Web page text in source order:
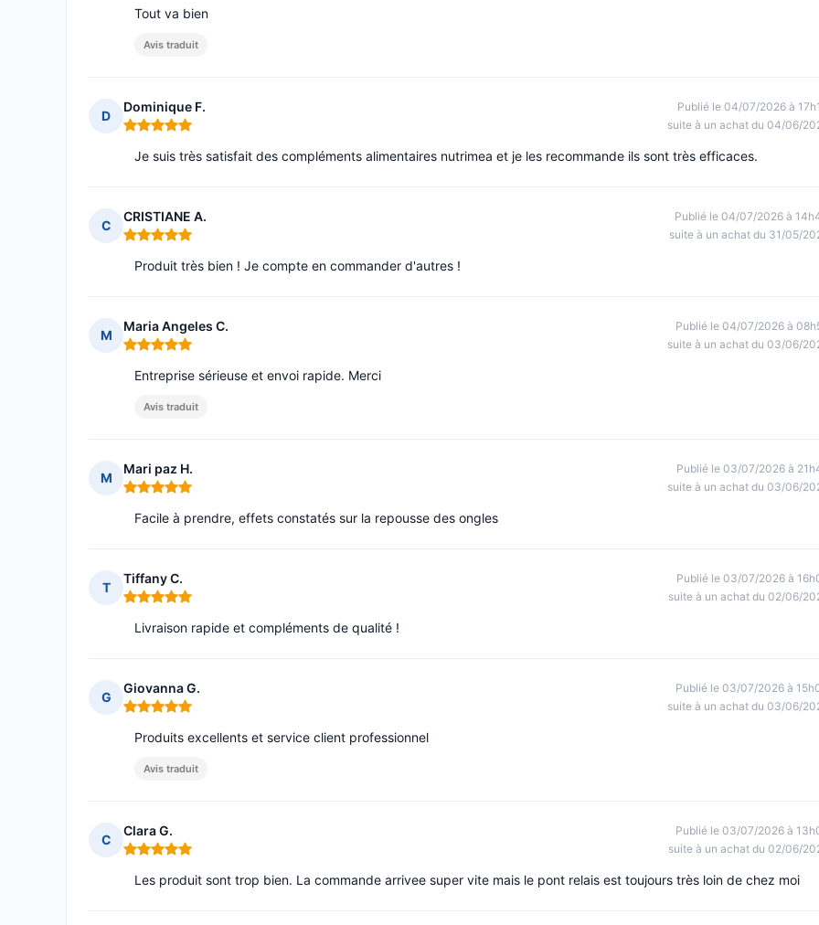
Tout va bien
Avis traduit
D
Dominique F.
Note : 5 sur 5
Publié le 04/07/2026 à
suite à un achat du 04/06/
Je suis très satisfait des compléments alimentaires nutrimea et je les recommande ils sont très efficaces.
C
CRISTIANE A.
Note : 5 sur 5
Publié le 04/07/2026 à
suite à un achat du 31/05/
Produit très bien ! Je compte en commander d'autres !
M
Maria Angeles C.
Note : 5 sur 5
Publié le 04/07/2026 à
suite à un achat du 03/06/
Entreprise sérieuse et envoi rapide. Merci
Avis traduit
M
Mari paz H.
Note : 5 sur 5
Publié le 03/07/2026 à
suite à un achat du 03/06/
Facile à prendre, effets constatés sur la repousse des ongles
T
Tiffany C.
Note : 5 sur 5
Publié le 03/07/2026 à
suite à un achat du 02/06/
Livraison rapide et compléments de qualité !
G
Giovanna G.
Note : 5 sur 5
Publié le 03/07/2026 à
suite à un achat du 03/06/
Produits excellents et service client professionnel
Avis traduit
C
Clara G.
Note : 5 sur 5
Publié le 03/07/2026 à
suite à un achat du 02/06/
Les produit sont trop bien. La commande arrivee super vite mais le pont relais est toujours très loin de chez moi